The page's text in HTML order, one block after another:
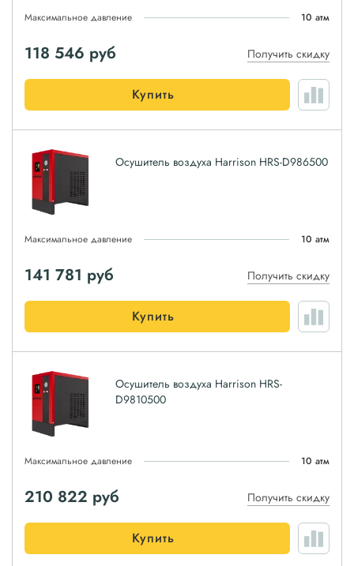
Максимальное давление 10 атм
118 546 руб Получить скидку
Купить
Осушитель воздуха Harrison HRS-D986500
Максимальное давление 10 атм
141 781 руб Получить скидку
Купить
Осушитель воздуха Harrison HRS-
D9810500
Максимальное давление 10 атм
210 822 руб Получить скидку
Купить